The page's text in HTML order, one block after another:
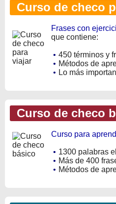
Curso de checo
Frases con
que contiene:
• 450 términos y
• Métodos de
• Lo más
Curso de checo
Curso para
• 1300 palabras
• Más de 400
• Métodos de